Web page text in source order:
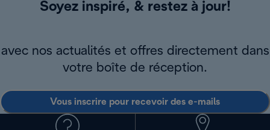
Soyez inspiré, & restez à jour!
avec nos actualités et offres directement dans
votre boîte de réception.
Vous inscrire pour recevoir des e-mails